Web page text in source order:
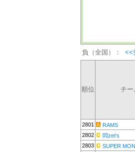
負（全国）： <<
順位 チー
2801 RAMS
2802
悶zet's
2803
SUPER